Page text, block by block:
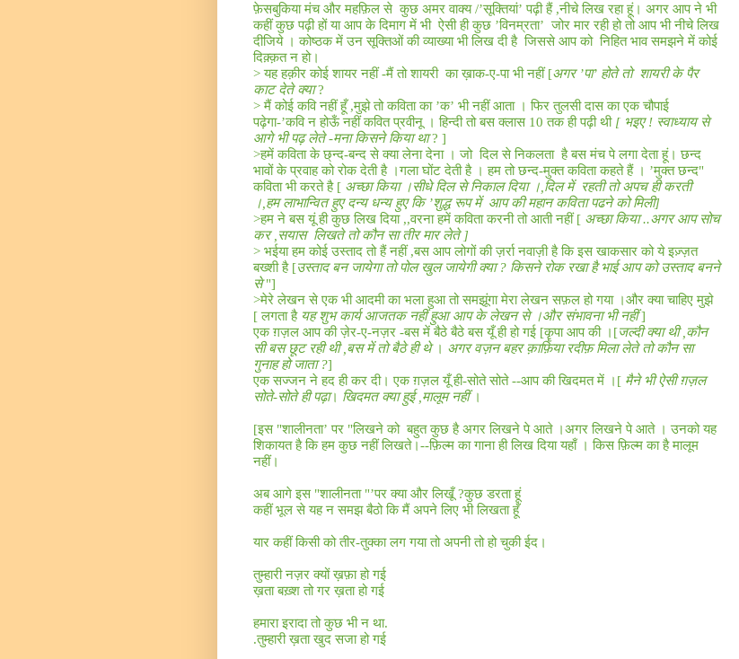
फ़ेसबुकिया मंच और महफ़िल से कुछ अमर वाक्य /’सूक्तियां’ पढ़ी हैं ,नीचे लिख रहा हूं। अगर आप ने भी
कहीं कुछ पढ़ी हों या आप के दिमाग में भी ऐसी ही कुछ ’विनम्रता’ जोर मार रही हो तो आप भी नीचे लिख
दीजिये । कोष्ठक में उन सूक्तिओं की व्याख्या भी लिख दी है जिससे आप को निहित भाव समझने में कोई
दिक़्क़त न हो।
>यह हक़ीर कोई शायर नहीं-मैं तो शायरी का ख़ाक-ए-पा भी नहीं[अगर ’पा’ होते तो शायरी के पैर
काट देते क्या?
>मैं कोई कवि नहीं हूँ,मुझे तो कविता का ’क’ भी नहीं आता । फिर तुलसी दास का एक चौपाई
पढ़ेगा-’कवि न होऊँ नहीं कवित प्रवीनू । हिन्दी तो बस क्लास 10तक ही पढ़ी थी [ भइए ! स्वाध्याय से
आगे भी पढ़ लेते -मना किसने किया था? ]
>हमें कविता के छ्न्द-बन्द से क्या लेना देना । जो दिल से निकलता है बस मंच पे लगा देता हूं। छन्द
भावों के प्रवाह को रोक देती है ।गला घोंट देती है । हम तो छन्द-मुक्त कविता कहते हैं । ’मुक्त छन्द"
कविता भी करते है [ अच्छा किया ।सीधे दिल से निकाल दिया । दिल में रहती तो अपच ही करती
। हम लाभान्वित हुए दन्य धन्य हुए कि ’शुद्ध रूप में आप की महान कविता पढने को मिली]
>हम ने बस यूं ही कुछ लिख दिया ,,वरना हमें कविता करनी तो आती नहीं[ अच्छा किया..अगर आप सोच
कर सयास लिखते तो कौन सा तीर मार लेते ]
> भईया हम कोई उस्ताद तो हैं नहीं,बस आप लोगों की ज़र्रा नवाज़ी है कि इस खाकसार को ये इज़्ज़त
बख्शी है [उस्ताद बन जायेगा तो पोल खुल जायेगी क्या? किसने रोक रखा है भाई आप को उस्ताद बनने
से"]
>मेरे लेखन से एक भी आदमी का भला हुआ तो समझूंगा मेरा लेखन सफ़ल हो गया ।और क्या चाहिए मुझे
[लगता है यह शुभ कार्य आजतक नहीं हुआ आप के लेखन से ।और संभावना भी नहीं]
एक ग़ज़ल आप की ज़ेर-ए-नज़र -बस में बैठे बैठे बस यूँ ही हो गई [कॄपा आप की ।[जल्दी क्या थी, कौन
सी बस छूट रही थी, बस में तो बैठे ही थे । अगर वज़न बहर क़ाफ़िया रदीफ़ मिला लेते तो कौन सा
गुनाह हो जाता?]
एक सज्जन ने हद ही कर दी। एक ग़ज़ल यूँ ही-सोते सोते --आप की खिदमत में ।[ मैने भी ऐसी ग़ज़ल
सोते-सोते ही पढ़ा। खिदमत क्या हुई, मालूम नहीं।
[इस "शालीनता’ पर "लिखने को बहुत कुछ है अगर लिखने पे आते ।अगर लिखने पे आते । उनको यह
शिकायत है कि हम कुछ नहीं लिखते।--फ़िल्म का गाना ही लिख दिया यहाँ । किस फ़िल्म का है मालूम
नहीं।
अब आगे इस "शालीनता "’पर क्या और लिखूँ?कुछ डरता हूं
कहीं भूल से यह न समझ बैठो कि मैं अपने लिए भी लिखता हूँ
यार कहीं किसी को तीर-तुक्का लग गया तो अपनी तो हो चुकी ईद।
तुम्हारी नज़र क्यों ख़फ़ा हो गई
ख़ता बख़्श तो गर ख़ता हो गई
हमारा इरादा तो कुछ भी न था.
.तुम्हारी ख़ता खुद सजा हो गई